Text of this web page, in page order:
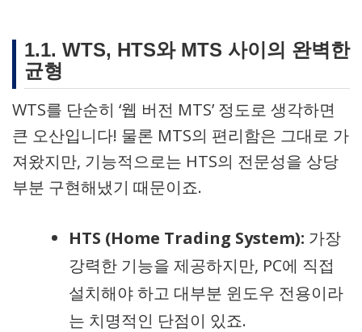
1.1. WTS, HTS와 MTS 사이의 완벽한
균형
WTS를 단순히 ‘웹 버전 MTS’ 정도로 생각하면
큰 오산입니다! 물론 MTS의 편리함은 그대로 가
져왔지만, 기능적으로는 HTS의 전문성을 상당
부분 구현해냈기 때문이죠.
HTS (Home Trading System): 가장
강력한 기능을 제공하지만, PC에 직접
설치해야 하고 대부분 윈도우 전용이라
는 치명적인 단점이 있죠.